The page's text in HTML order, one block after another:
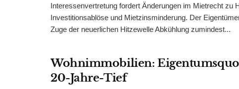
Interessenvertretung fordert Änderungen im Mietrecht zu
Investitionsablöse und Mietzinsminderung. Der
Zuge der neuerlichen Hitzewelle Abkühlung zumindest...
Wohnimmobilien:
20-Jahre-Tief